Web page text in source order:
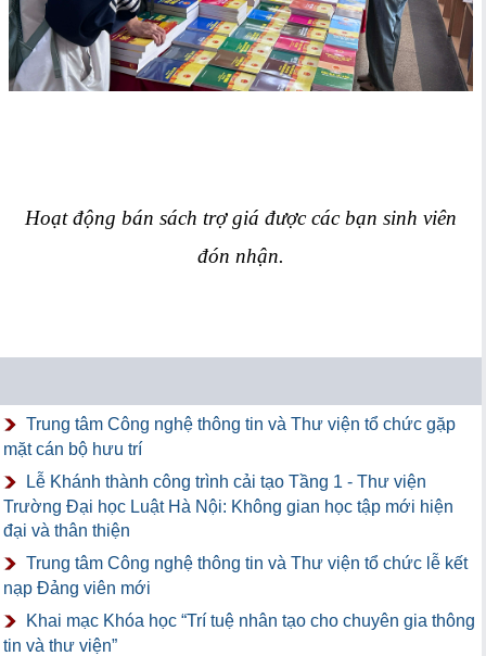
Hoạt động bán sách trợ giá được các bạn sinh viên
đón nhận.
Trung tâm Công nghệ thông tin và Thư viện tổ chức gặp
mặt cán bộ hưu trí
Lễ Khánh thành công trình cải tạo Tầng 1 - Thư viện
Trường Đại học Luật Hà Nội: Không gian học tập mới hiện
đại và thân thiện
Trung tâm Công nghệ thông tin và Thư viện tổ chức lễ kết
nạp Đảng viên mới
Khai mạc Khóa học “Trí tuệ nhân tạo cho chuyên gia thông
tin và thư viện”